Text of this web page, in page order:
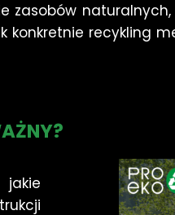
zasobów
recykling